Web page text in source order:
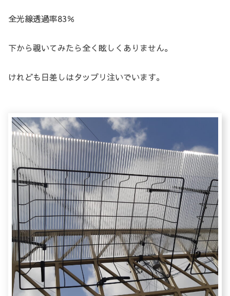
全光線透過率83％
下から覗いてみたら全く眩しくありません。
けれども日差しはタップリ注いでいます。